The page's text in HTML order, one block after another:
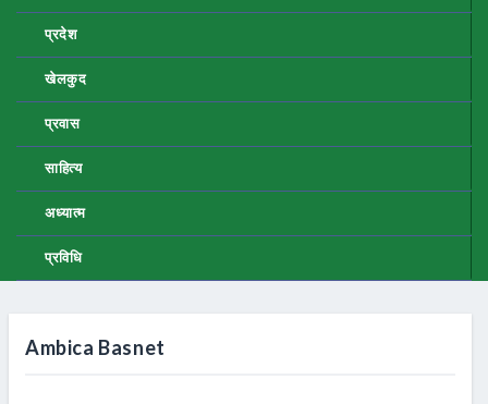
प्रदेश
खेलकुद
प्रवास
साहित्य
अध्यात्म
प्रविधि
Ambica Basnet